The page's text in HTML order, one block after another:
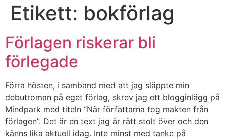
Etikett: bokförlag
Förlagen riskerar bli
förlegade
Förra hösten, i samband med att jag släppte min
debutroman på eget förlag, skrev jag ett blogginlägg på
Mindpark med titeln “När författarna tog makten från
förlagen”. Det är en text jag är rätt stolt över och den
känns lika aktuell idag. Inte minst med tanke på